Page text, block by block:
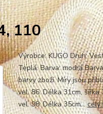
110
Výrobce: KUGO Druh:
Teplá. Barva: modrá
barvy zboží. Míry jsou
vel. 86: Délka 31cm, šířka
vel. 98: Délka 35cm...celý